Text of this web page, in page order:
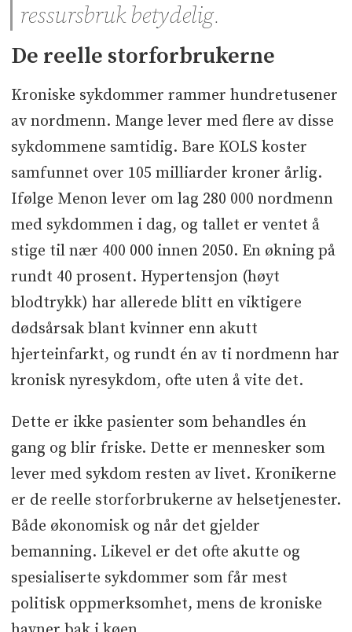
ressursbruk betydelig.
De reelle storforbrukerne
Kroniske sykdommer rammer hundretusener
av nordmenn. Mange lever med flere av disse
sykdommene samtidig. Bare KOLS koster
samfunnet over 105 milliarder kroner årlig.
Ifølge Menon lever om lag 280 000 nordmenn
med sykdommen i dag, og tallet er ventet å
stige til nær 400 000 innen 2050. En økning på
rundt 40 prosent. Hypertensjon (høyt
blodtrykk) har allerede blitt en viktigere
dødsårsak blant kvinner enn akutt
hjerteinfarkt, og rundt én av ti nordmenn har
kronisk nyresykdom, ofte uten å vite det.
Dette er ikke pasienter som behandles én
gang og blir friske. Dette er mennesker som
lever med sykdom resten av livet. Kronikerne
er de reelle storforbrukerne av helsetjenester.
Både økonomisk og når det gjelder
bemanning. Likevel er det ofte akutte og
spesialiserte sykdommer som får mest
politisk oppmerksomhet, mens de kroniske